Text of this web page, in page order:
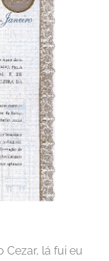
Cezar, lá fui eu